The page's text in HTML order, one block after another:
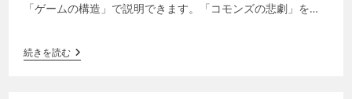
「ゲームの構造」で説明できます。「コモンズの悲劇」をめ
続きを読む